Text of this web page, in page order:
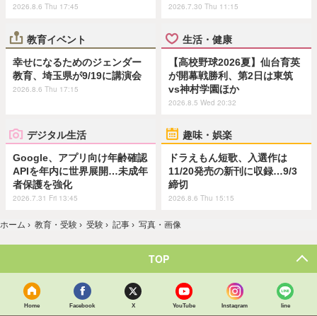
2026.8.6 Thu 17:45 2026.7.30 Thu 11:15
教育イベント
幸せになるためのジェンダー
教育、埼玉県が9/19に講演会
2026.8.6 Thu 17:15
生活・健康
【高校野球2026夏】仙台育英
が開幕戦勝利、第2日は東筑
vs神村学園ほか
2026.8.5 Wed 20:32
デジタル生活
Google、アプリ向け年齢確認
APIを年内に世界展開…未成年
者保護を強化
2026.7.31 Fri 13:45
趣味・娯楽
ドラえもん短歌、入選作は
11/20発売の新刊に収録…9/3
締切
2026.8.6 Thu 15:15
ホーム › 教育・受験 › 受験 › 記事 › 写真・画像
TOP
Home Facebook X YouTube Instagram line